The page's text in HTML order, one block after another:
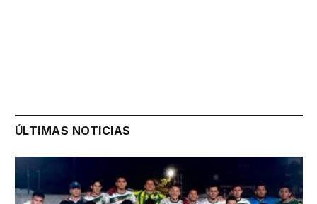
ÚLTIMAS NOTICIAS